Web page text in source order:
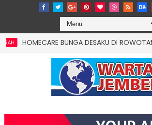
HOMECARE BUNGA DESAKU DI ROWOTAMTU: